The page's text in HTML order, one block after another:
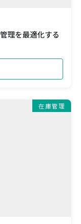
理を最適化する
在庫管理